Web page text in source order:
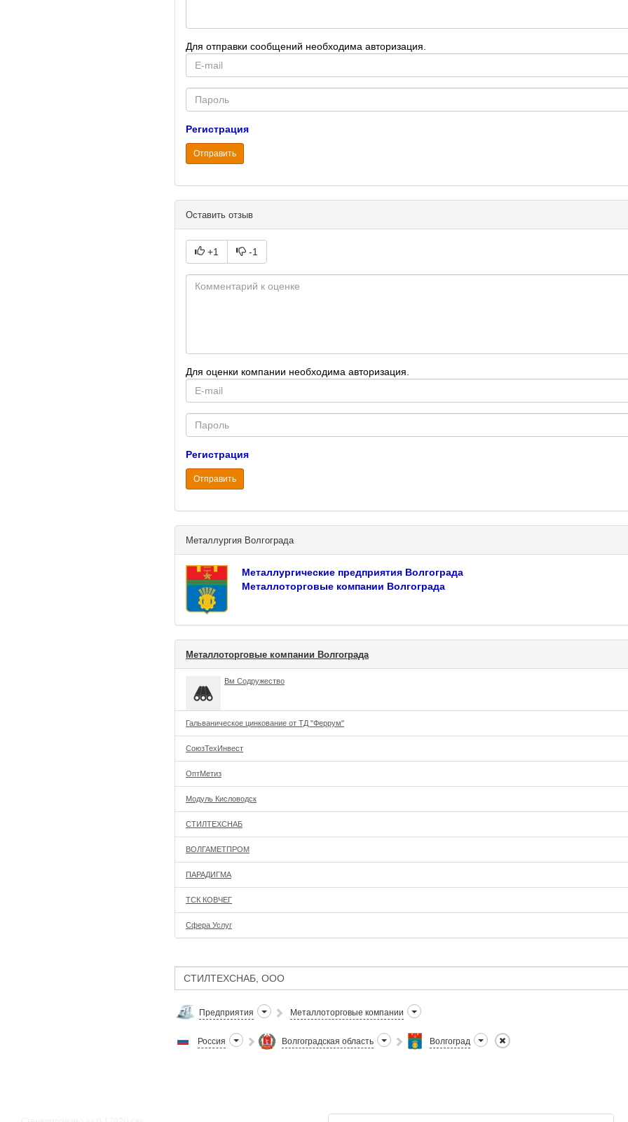
Для отправки сообщений необходима авторизация.
mail
Password
Регистрация
Отправить
Оставить отзыв
+1 -1
Для оценки компании необходима авторизация.
mail
Password
Регистрация
Отправить
Металлургия Волгограда
Металлургические предприятия Волгограда
Металлоторговые компании Волгограда
Металлоторговые компании Волгограда
Вм Содружество
Гальваническое цинкование от ТД "Феррум"
СоюзТехИнвест
ОптМетиз
Модуль Кисловодск
СТИЛТЕХСНАБ
ВОЛГАМЕТПРОМ
ПАРАДИГМА
ТСК КОВЧЕГ
Сфера Услуг
Предприятия Металлоторговые компании
Россия Волгоградская область Волгоград